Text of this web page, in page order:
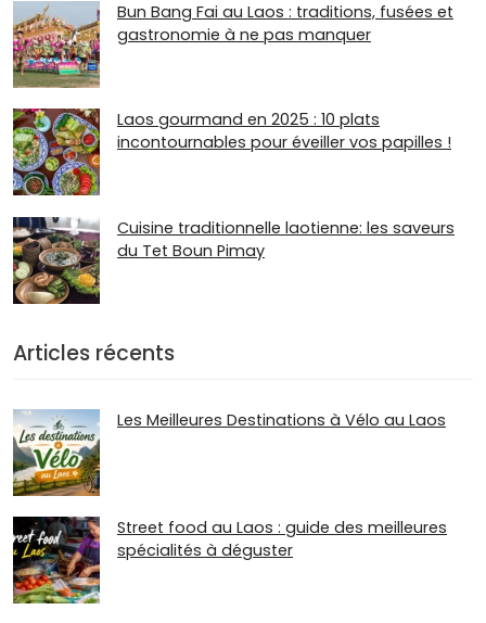
Bun Bang Fai au Laos : traditions, fusées et
gastronomie à ne pas manquer
Laos gourmand en 2025 : 10 plats
incontournables pour éveiller vos papilles !
Cuisine traditionnelle laotienne: les saveurs
du Tet Boun Pimay
Articles récents
Les Meilleures Destinations à Vélo au Laos
Street food au Laos : guide des meilleures
spécialités à déguster